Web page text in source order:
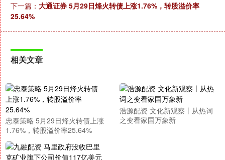
下一篇： 大通证券 5月29日烽火转债上涨1.76%，转股溢价率
25.64%
相关文章
忠泰策略 5月29日烽火转债上涨
1.76%，转股溢价率25.64%
浩源配资 文化新观察丨从热词
之变看家国万象新